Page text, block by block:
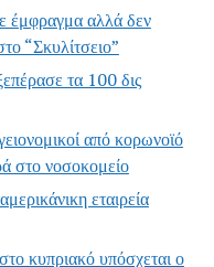
έμφραγμα αλλά δεν
“Σκυλίτσειο”
τα 100 δις
από κορωνοϊό
στο νοσοκομείο
εταιρεία
κυπριακό υπόσχεται ο